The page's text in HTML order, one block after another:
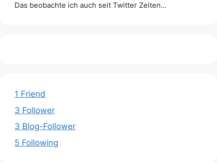
Das beobachte ich auch seit Twitter Zeiten…
1 Friend
3 Follower
3 Blog-Follower
5 Following